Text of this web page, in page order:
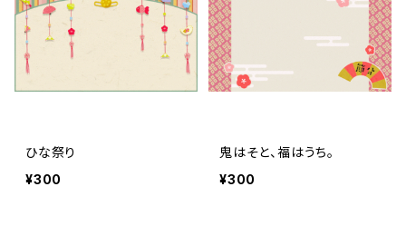
ひな祭り
¥300
鬼はそと、福はうち。
¥300